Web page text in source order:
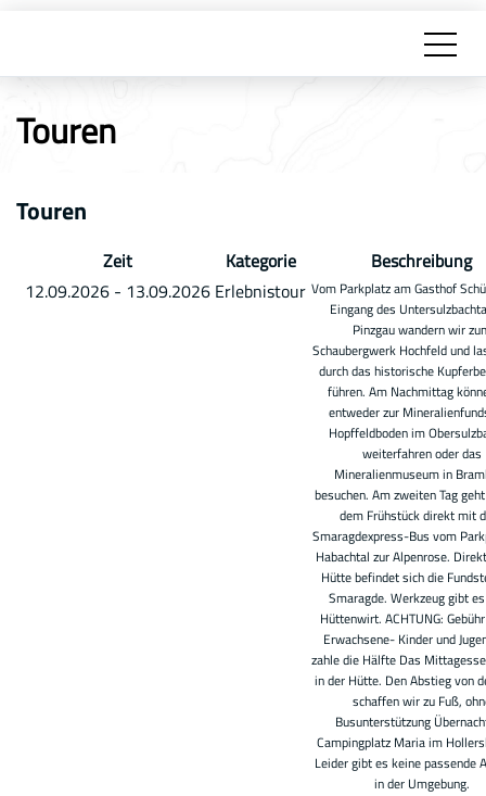
Touren
Touren
Zeit Kategorie
Beschreibung
12.09.2026 - 13.09.2026 Erlebnistour Vom Parkplatz am Gasthof
Eingang des
Pinzgau wandern wir
Schaubergwerk Hochfeld und
durch das historische
führen. Am Nachmittag
entweder zur
Hopffeldboden im
weiterfahren oder das
Mineralienmuseum in
besuchen. Am zweiten Tag
dem Frühstück direkt mit
Smaragdexpress-Bus vom
Habachtal zur Alpenrose.
Hütte befindet sich die
Smaragde. Werkzeug gibt
Hüttenwirt. ACHTUNG:
Erwachsene- Kinder und
zahle die Hälfte Das
in der Hütte. Den Abstieg von
schaffen wir zu Fuß,
Busunterstützung
Campingplatz Maria im
Leider gibt es keine passende
in der Umgebung.